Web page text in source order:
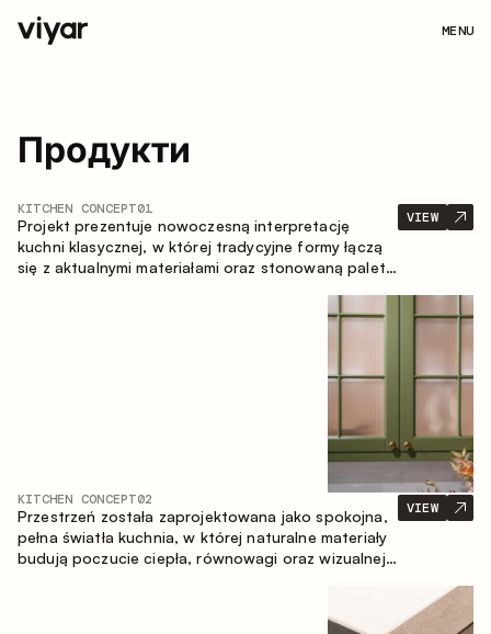
MENU
Продукти
KITCHEN CONCEPT01
Projekt prezentuje nowoczesną interpretację
kuchni klasycznej, w której tradycyjne formy łączą
się z aktualnymi materiałami oraz stonowaną paletą
kompozycja zabudowy tworzy komfortową i
VIEW
KITCHEN CONCEPT02
Przestrzeń została zaprojektowana jako spokojna,
pełna światła kuchnia, w której naturalne materiały
budują poczucie ciepła, równowagi oraz wizualnej
VIEW